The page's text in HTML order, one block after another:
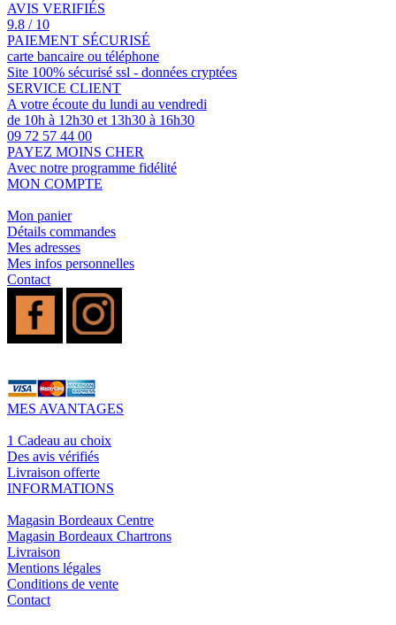
AVIS VERIFIÉS
9.8 / 10
PAIEMENT SÉCURISÉ
carte bancaire ou téléphone
Site 100% sécurisé ssl - données cryptées
SERVICE CLIENT
A votre écoute du lundi au vendredi
de 10h à 12h30 et 13h30 à 16h30
09 72 57 44 00
PAYEZ MOINS CHER
Avec notre programme fidélité
MON COMPTE
Mon panier
Détails commandes
Mes adresses
Mes infos personnelles
Contact
MES AVANTAGES
1 Cadeau au choix
Des avis vérifiés
Livraison offerte
INFORMATIONS
Magasin Bordeaux Centre
Magasin Bordeaux Chartrons
Livraison
Mentions légales
Conditions de vente
Contact